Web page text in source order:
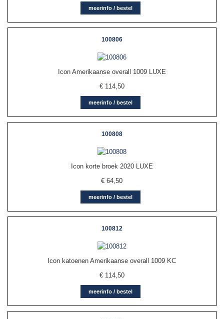
meerinfo / bestel
100806
Icon Amerikaanse overall 1009 LUXE
€ 114,50
meerinfo / bestel
100808
Icon korte broek 2020 LUXE
€64,50
meerinfo / bestel
100812
Icon katoenen Amerikaanse overall 1009 KC
€ 114,50
meerinfo / bestel